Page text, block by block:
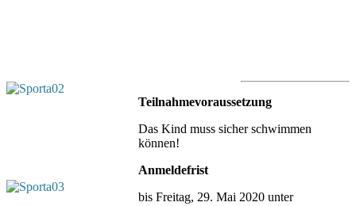
Teilnahmevoraussetzung
Das Kind muss sicher schwimmen
können!
Anmeldefrist
bis Freitag, 29. Mai 2020 unter